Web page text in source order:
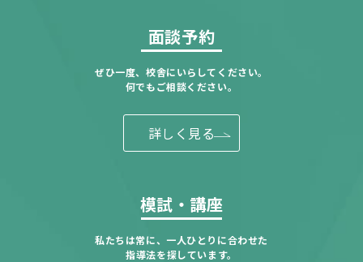
面談予約
ぜひ一度、校舎にいらしてください。
何でもご相談ください。
詳しく見る
模試・講座
私たちは常に、一人ひとりに合わせた
指導法を探しています。